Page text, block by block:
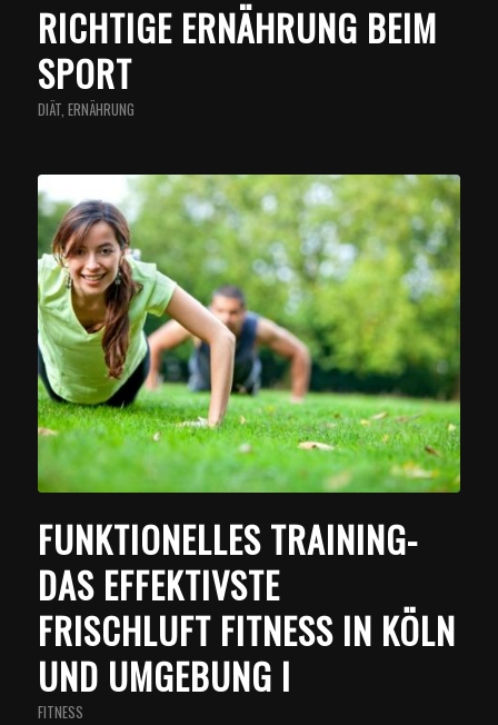
RICHTIGE ERNÄHRUNG BEIM
SPORT
DIÄT, ERNÄHRUNG
FUNKTIONELLES TRAINING-
DAS EFFEKTIVSTE
FRISCHLUFT FITNESS IN KÖLN
UND UMGEBUNG I
FITNESS